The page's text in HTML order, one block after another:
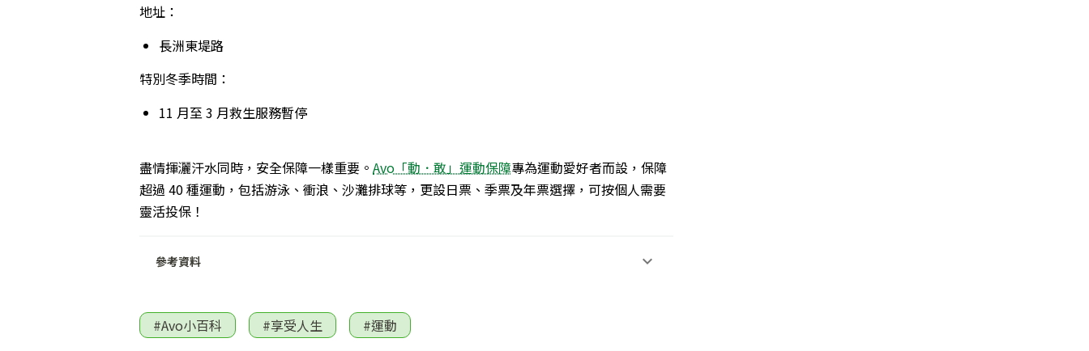
地址：
長洲東堤路
特別冬季時間：
11 月至 3 月救生服務暫停
盡情揮灑汗水同時，安全保障一樣重要。 Avo「動．敢」運動保障專為運動愛好者而設，保障
超過 40 種運動，包括游泳、衝浪、沙灘排球等，更設日票、季票及年票選擇，可按個人需要
靈活投保！
參考資料
#Avo小百科 #享受人生 #運動